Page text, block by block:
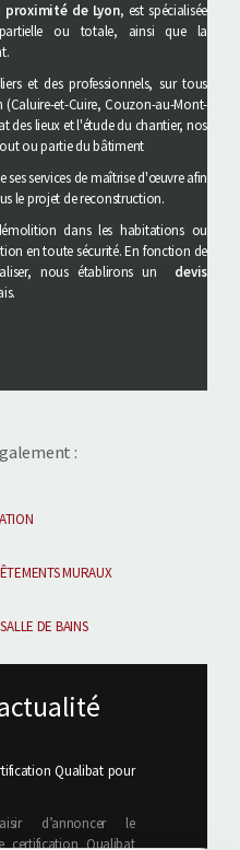
proximité de Lyon, est spécialisée
ou totale, ainsi que la
et des professionnels, sur tous
et-Cuire, Couzon-au-Mont-
des lieux et l'étude du chantier, nos
ou partie du bâtiment
ses services de maîtrise d'œuvre afin
le projet de reconstruction.
dans les habitations ou
en toute sécurité. En fonction de
nous établirons un devis
:
MURAUX
DE BAINS
Qualibat pour
d’annoncer le
certification Qualibat